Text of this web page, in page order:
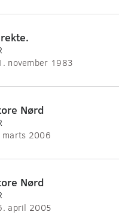
november 1983
Nørd
marts 2006
Nørd
april 2005